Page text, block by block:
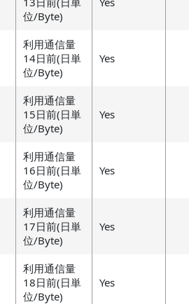
位/Byte)
利用通信量
14日前(日単
位/Byte)
Yes
利用通信量
15日前(日単
位/Byte)
Yes
利用通信量
16日前(日単
位/Byte)
Yes
利用通信量
17日前(日単
位/Byte)
Yes
利用通信量
18日前(日単
位/Byte)
Yes